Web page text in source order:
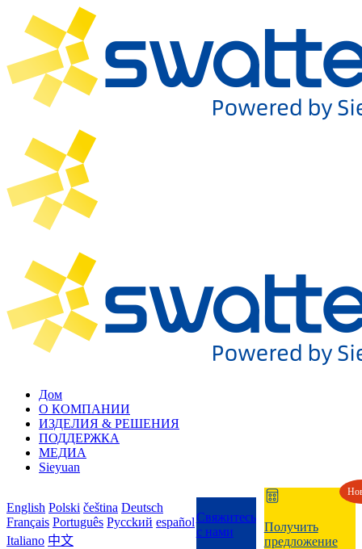
Дом
О КОМПАНИИ
ИЗДЕЛИЯ & РЕШЕНИЯ
ПОДДЕРЖКА
МЕДИА
Sieyuan
English Polski čeština Deutsch
Français Português Pycckий español
Italiano 中文
Свяжитесь
с нами
Получить
предложение